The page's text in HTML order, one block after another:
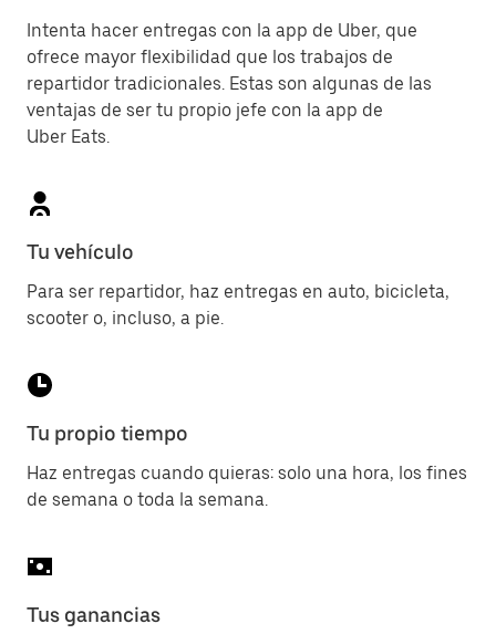
Intenta hacer entregas con la app de Uber, que
ofrece mayor flexibilidad que los trabajos de
repartidor tradicionales. Estas son algunas de las
ventajas de ser tu propio jefe con la app de
Uber Eats.
Tu vehículo
Para ser repartidor, haz entregas en auto, bicicleta,
scooter o, incluso, a pie.
Tu propio tiempo
Haz entregas cuando quieras: solo una hora, los fines
de semana o toda la semana.
Tus ganancias